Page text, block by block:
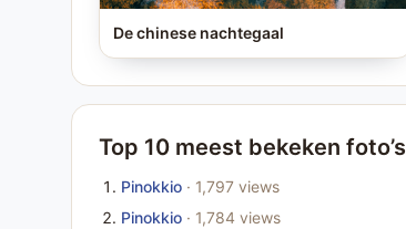
De chinese nachtegaal
Top 10 meest bekeken foto’s
Pinokkio · 1,797 views
Pinokkio · 1,784 views